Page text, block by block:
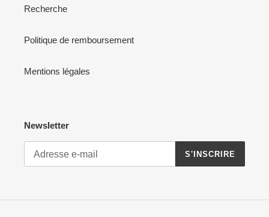
Recherche
Politique de remboursement
Mentions légales
Newsletter
S'INSCRIRE